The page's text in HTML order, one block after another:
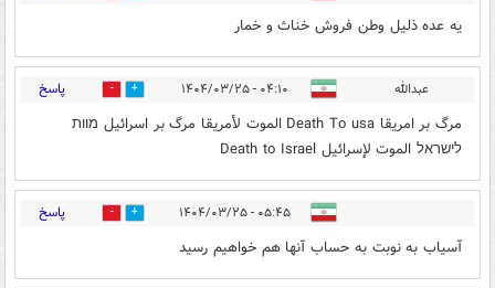
یه عده ذلیل وطن فروش خناث و خمار
عبدالله ۰۴:۱۰ - ۱۴۰۴/۰۳/۲۵ 2 پاسخ
مرگ بر امریقا Death To usa الموت لأمریقا مرگ بر اسرائیل מוות
לישראל الموت لإسرائیل Death to Israel
۰۵:۴۵ - ۱۴۰۴/۰۳/۲۵ 3 پاسخ
آسیاب به نوبت به حساب آنها هم خواهیم رسید